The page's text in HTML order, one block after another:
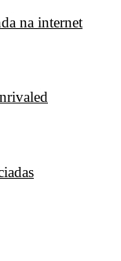
na internet